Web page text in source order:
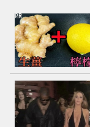
PR